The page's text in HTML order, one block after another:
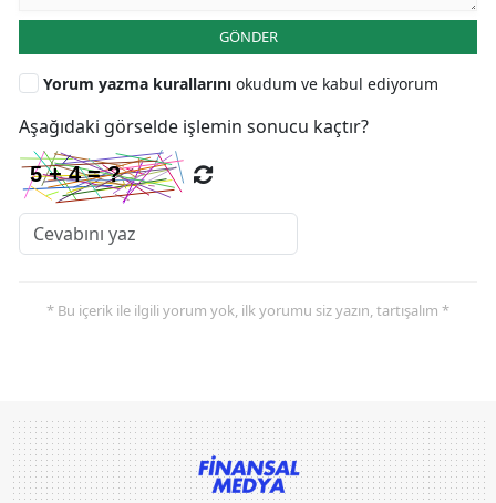
GÖNDER
Yorum yazma kurallarını okudum ve kabul ediyorum
Aşağıdaki görselde işlemin sonucu kaçtır?
* Bu içerik ile ilgili yorum yok, ilk yorumu siz yazın, tartışalım *